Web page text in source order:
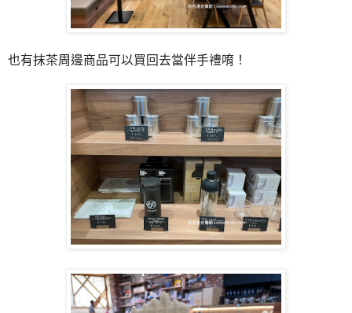
也有抹茶周邊商品可以買回去當伴手禮唷！